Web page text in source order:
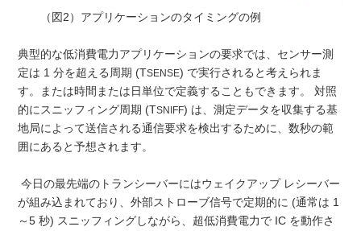
（図2）アプリケーションのタイミングの例
典型的な低消費電力アプリケーションの要求では、センサー測
定は 1 分を超える周期 (TSENSE) で実行されると考えられま
す。または時間または日単位で定義することもできます。 対照
的にスニッフィング周期 (TSNIFF) は、測定データを収集する基
地局によって送信される通信要求を検出するために、数秒の範
囲にあると予想されます。
今日の最先端のトランシーバーにはウェイクアップ レシーバー
が組み込まれており、外部ストローブ信号で定期的に (通常は 1
～5 秒) スニッフィングしながら、超低消費電力で IC を動作さ